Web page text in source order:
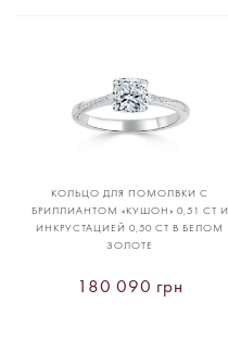
КОЛЬЦО ДЛЯ ПОМОЛВКИ С
БРИЛЛИАНТОМ «КУШОН» 0,51 CT И
ИНКРУСТАЦИЕЙ 0,50 CT В БЕЛОМ
ЗОЛОТЕ
180 090 грн